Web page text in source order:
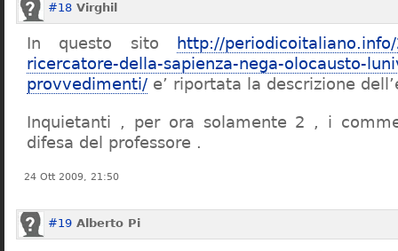
#18 Virghil
In questo sito
http://
ricercatore-della-sapienza-nega-olocausto-
provvedimenti/ e’ riportata la descrizione
Inquietanti , per ora solamente 2 , i
difesa del professore .
24 Ott 2009, 21:50
#19 Alberto Pi